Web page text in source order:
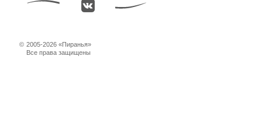
© 2005-2026 «Пиранья»
Все права защищены